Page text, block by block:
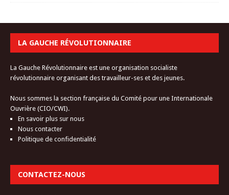
LA GAUCHE RÉVOLUTIONNAIRE
La Gauche Révolutionnaire est une organisation socialiste
révolutionnaire organisant des travailleur-ses et des jeunes.
Nous sommes la section française du Comité pour une Internationale
Ouvrière (CIO/CWI).
En savoir plus sur nous
Nous contacter
Politique de confidentialité
CONTACTEZ-NOUS